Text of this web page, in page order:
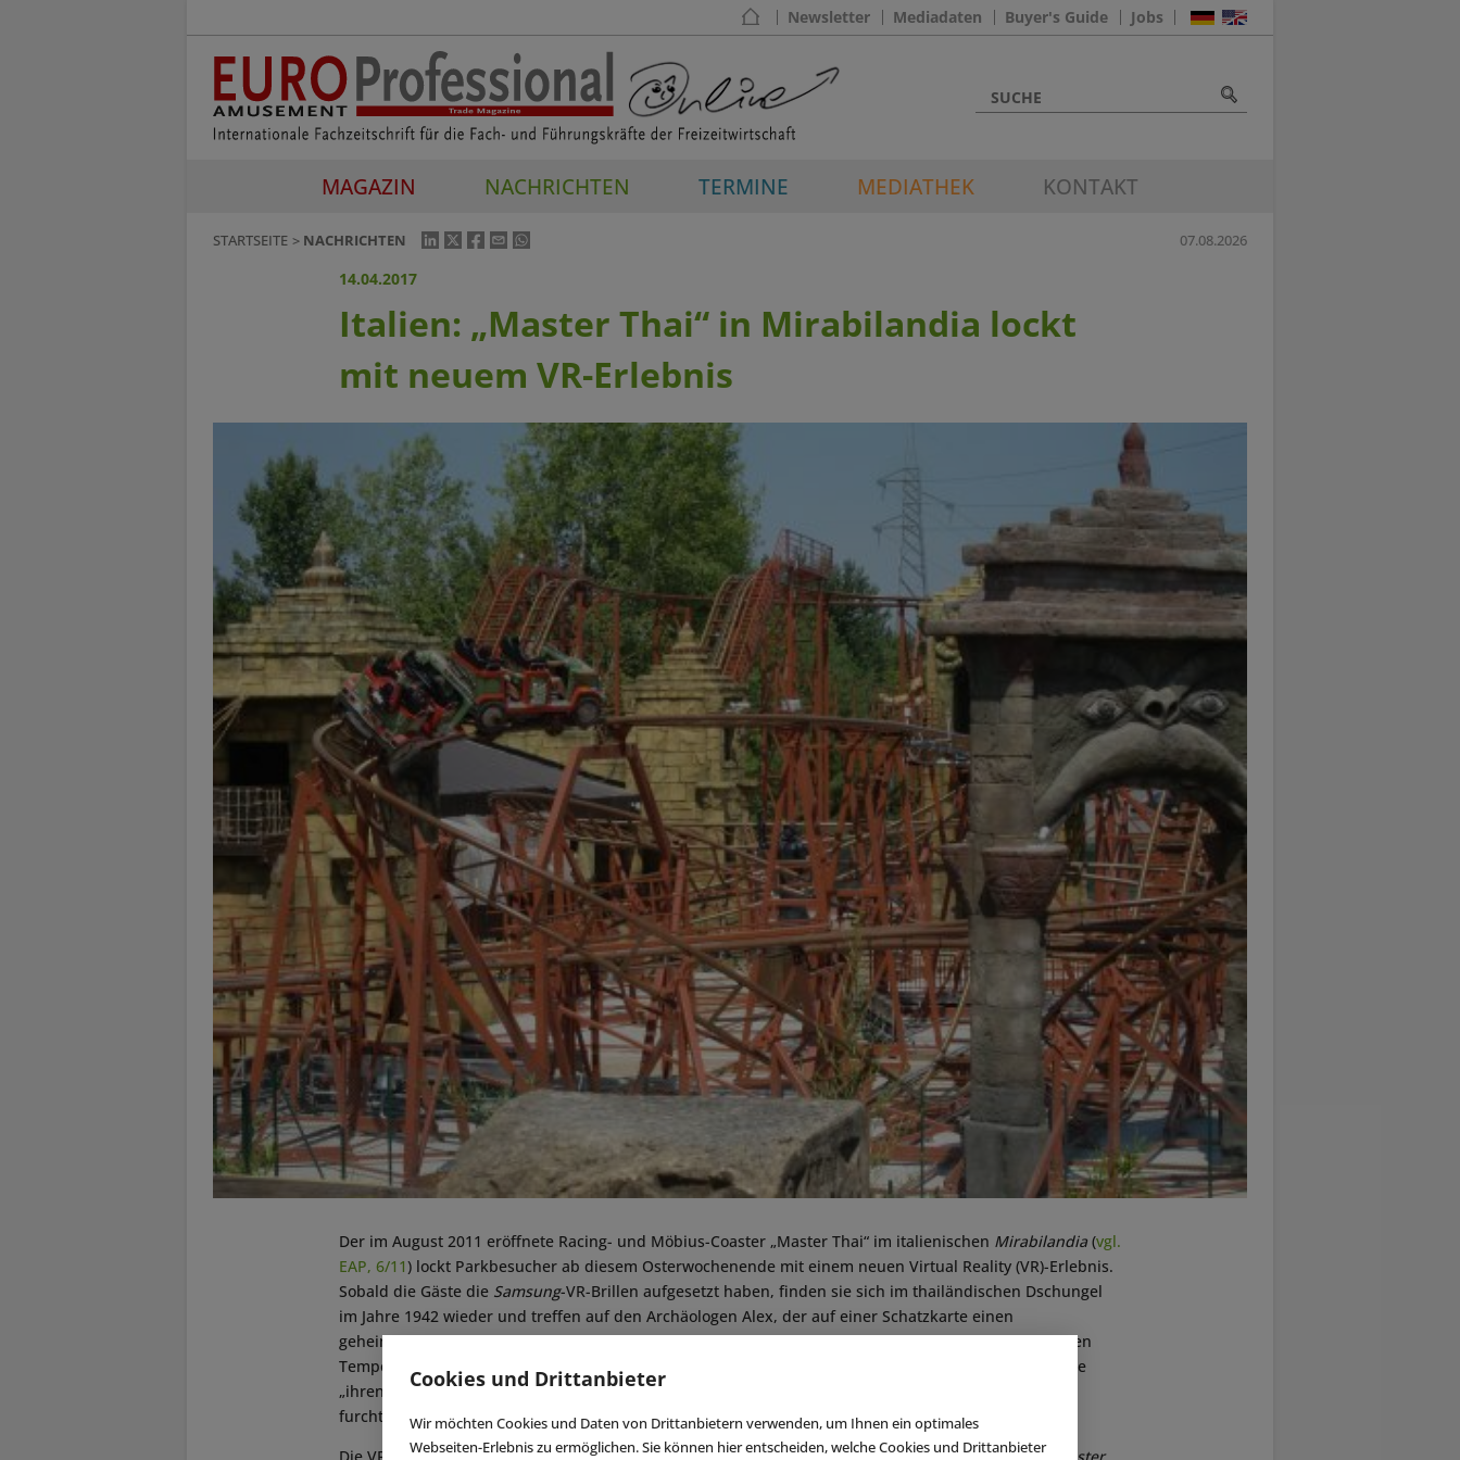
Cookies und Drittanbieter
Wir möchten Cookies und Daten von Drittanbietern verwenden, um Ihnen ein optimales
Webseiten-Erlebnis zu ermöglichen. Sie können hier entscheiden, welche Cookies und Drittanbieter
Newsletter Mediadaten Buyer's Guide Jobs
MAGAZIN NACHRICHTEN TERMINE MEDIATHEK KONTAKT
STARTSEITE NACHRICHTEN 07.08.2026
14.04.2017
Italien: „Master Thai“ in Mirabilandia lockt
mit neuem VR-Erlebnis
Der im August 2011 eröffnete Racing- und Möbius-Coaster „Master Thai“ im italienischen Mirabilandia (vgl.
EAP, 6/11) lockt Parkbesucher ab diesem Osterwochenende mit einem neuen Virtual Reality (VR)-Erlebnis.
Sobald die Gäste die Samsung-VR-Brillen aufgesetzt haben, finden sie sich im thailändischen Dschungel
im Jahre 1942 wieder und treffen auf den Archäologen Alex, der auf einer Schatzkarte einen
geheimnisvollen Tempel entdeckt hat. Jetzt heißt es schnell sein, denn Alex und die Gäste müssen den
Tempel erreichen, bevor ihre Widersacher dort ankommen … Während der Fahrt sollten die Fahrgäste
„ihren Finger auf dem Abzug halten“, sodass sie heimtückische Soldaten, „lebende Skelette“ und
furchterregende Spinnen bekämpfen können.